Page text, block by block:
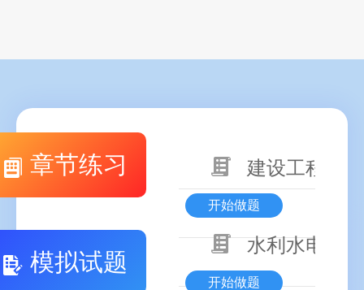
章节练习
模拟试题
建设工程基
开始做题
水利水电工
开始做题